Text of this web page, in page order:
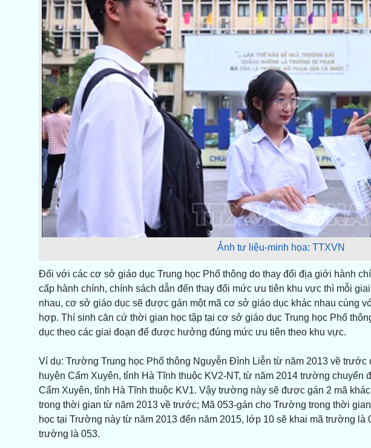
Ảnh tư liệu-minh họa: TTXVN
Đối với các cơ sở giáo dục Trung học Phổ thông do thay đổi địa giới hành
cấp hành chính, chính sách dẫn đến thay đổi mức ưu tiên khu vực thì mỗi
nhau, cơ sở giáo dục sẽ được gán một mã cơ sở giáo dục khác nhau cùng
hợp. Thí sinh căn cứ thời gian học tập tại cơ sở giáo dục Trung học Phổ
dục theo các giai đoạn để được hưởng đúng mức ưu tiên theo khu vực.
Ví dụ: Trường Trung học Phổ thông Nguyễn Đình Liễn từ năm 2013 về trước
huyện Cẩm Xuyên, tỉnh Hà Tĩnh thuộc KV2-NT, từ năm 2014 trường chuyển
Cẩm Xuyên, tỉnh Hà Tĩnh thuộc KV1. Vậy trường này sẽ được gán 2 mã
trong thời gian từ năm 2013 về trước; Mã 053-gán cho Trường trong thời
học tại Trường này từ năm 2013 đến năm 2015, lớp 10 sẽ khai mã trường là
trường là 053.